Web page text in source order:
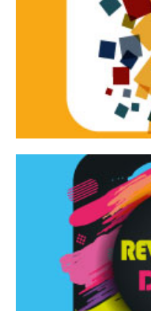
Tracce
Rassegna di